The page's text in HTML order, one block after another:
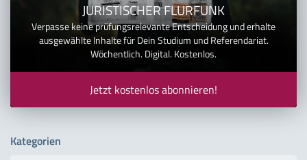
JURISTISCHER FLURFUNK
Verpasse keine prüfungsrelevante Entscheidung und erhalte
ausgewählte Inhalte für Dein Studium und Referendariat.
Wöchentlich. Digital. Kostenlos.
Jetzt kostenlos abonnieren!
Kategorien